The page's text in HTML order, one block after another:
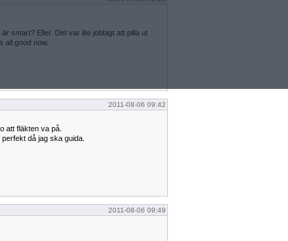
smart? Eller. Det var lite jobbigt att pilla ut
all good now.
2011-08-06 09:42
att fläkten va på.
då jag ska guida.
2011-08-06 09:49